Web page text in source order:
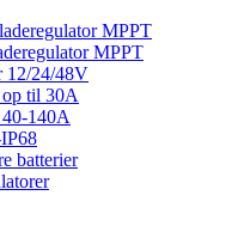
MPPT
MPPT
12/24/48V
til 30A
140A
batterier